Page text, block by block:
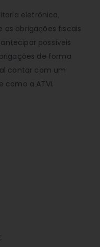
eletrônica,
as obrigações fiscais
possíveis
de forma
contar com um
como a ATVI.